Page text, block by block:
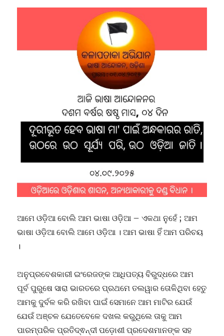
ଆମେ ଓଡ଼ିଆ ବୋଲି ଆମ ଭାଷା ଓଡ଼ିଆ – ଏକଥା ନୁହେଁ ; ଆମ
ଭାଷା ଓଡ଼ିଆ ବୋଲି ଆମେ ଓଡ଼ିଆ । ଆମ ଭାଷା ହିଁ ଆମ ପରିଚୟ
।
ଅନୁପ୍ରବେଶକାରୀ ଇଂରେଜଙ୍କ ଆଧିପତ୍ୟ ବିରୁଦ୍ଧରେ ଆମ
ପୂର୍ବ ପୁରୁଷେ ସାରା ଭାରତରେ ପ୍ରଥମେ ତଲୱାର ତୋଳିଥିବା ହେତୁ
ଆମକୁ ଦୁର୍ବଳ କରି ରଖିବା ପାଇଁ ସେମାନେ ଆମ ମାଟିର ଯେଉଁ
ଯେଉଁ ଅଞ୍ଚଳ ଯେତେବେଳେ ଦଖଲ କରୁଥିଲେ ତାକୁ ଆମ
ପାରମ୍ପରିକ ପ୍ରତିଦ୍ଵନ୍ଦୀ ପଡ଼ୋଶୀ ପ୍ରଦେଶମାନଙ୍କ ସହ